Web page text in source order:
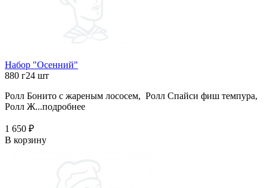
Набор "Осенний"
880 г24 шт
Ролл Бонито с жареным лососем, Ролл Спайси фиш темпура,
Ролл Ж...подробнее
1 650 ₽
В корзину